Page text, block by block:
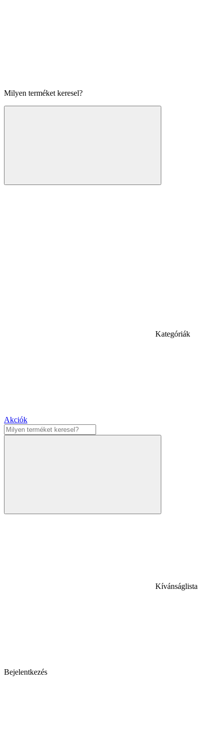
Milyen terméket keresel?
Kategóriák
Akciók
Kívánságlista
Bejelentkezés